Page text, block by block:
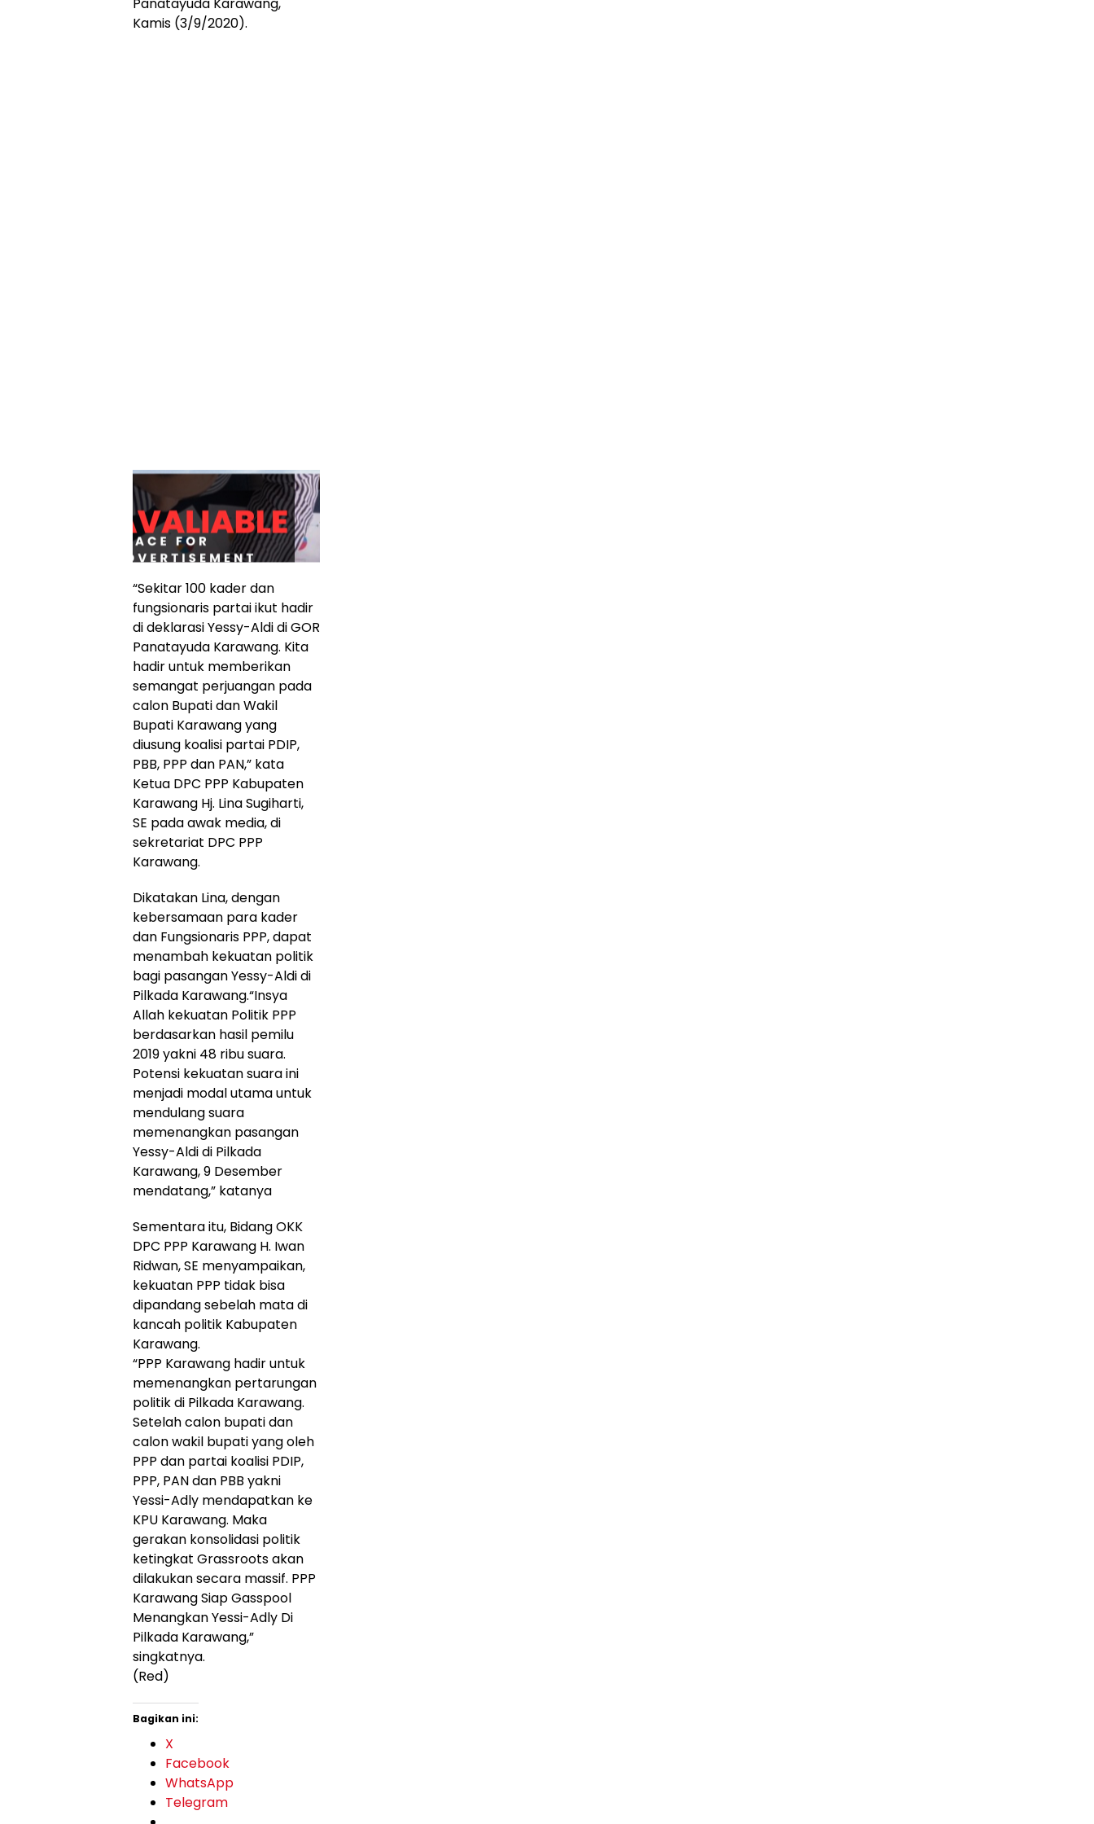
Kamis (3/9/2020).
“Sekitar 100 kader dan
fungsionaris partai ikut hadir
di deklarasi Yessy-Aldi di GOR
Panatayuda Karawang. Kita
hadir untuk memberikan
semangat perjuangan pada
calon Bupati dan Wakil
Bupati Karawang yang
diusung koalisi partai PDIP,
PBB, PPP dan PAN,” kata
Ketua DPC PPP Kabupaten
Karawang Hj. Lina Sugiharti,
SE pada awak media, di
sekretariat DPC PPP
Karawang.
Dikatakan Lina, dengan
kebersamaan para kader
dan Fungsionaris PPP, dapat
menambah kekuatan politik
bagi pasangan Yessy-Aldi di
Pilkada Karawang.“Insya
Allah kekuatan Politik PPP
berdasarkan hasil pemilu
2019 yakni 48 ribu suara.
Potensi kekuatan suara ini
menjadi modal utama untuk
mendulang suara
memenangkan pasangan
Yessy-Aldi di Pilkada
Karawang, 9 Desember
mendatang,” katanya
Sementara itu, Bidang OKK
DPC PPP Karawang H. Iwan
Ridwan, SE menyampaikan,
kekuatan PPP tidak bisa
dipandang sebelah mata di
kancah politik Kabupaten
Karawang.
“PPP Karawang hadir untuk
memenangkan pertarungan
politik di Pilkada Karawang.
Setelah calon bupati dan
calon wakil bupati yang oleh
PPP dan partai koalisi PDIP,
PPP, PAN dan PBB yakni
Yessi-Adly mendapatkan ke
KPU Karawang. Maka
gerakan konsolidasi politik
ketingkat Grassroots akan
dilakukan secara massif. PPP
Karawang Siap Gasspool
Menangkan Yessi-Adly Di
Pilkada Karawang,”
singkatnya.
(Red)
Bagikan ini:
X
Facebook
WhatsApp
Telegram